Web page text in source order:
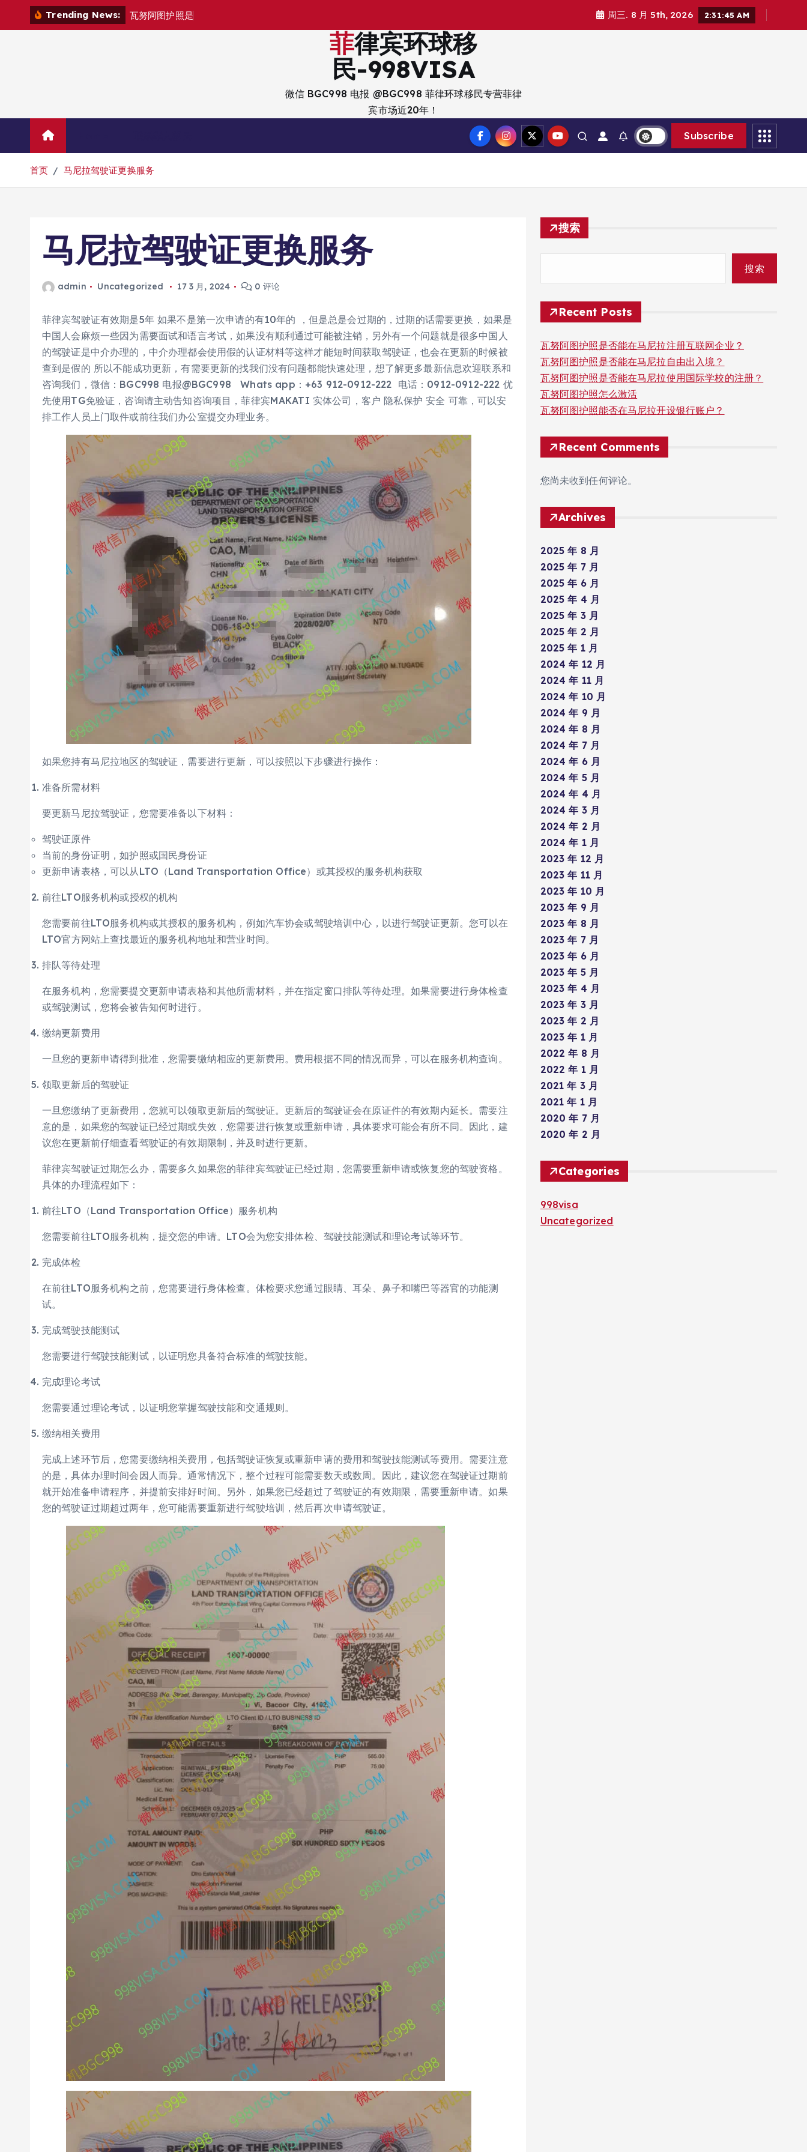
Trending News: 瓦努阿图护照是 周三. 8 月 5th, 2026 2:31:47 AM
菲律宾环球移
民-998VISA
微信 BGC998 电报 @BGC998 菲律环球移民专营菲律
宾市场近20年！
Subscribe
首页 马尼拉驾驶证更换服务
马尼拉驾驶证更换服务
admin Uncategorized 17 3 月, 2024 0 评论
菲律宾驾驶证有效期是5年 如果不是第一次申请的有10年的 ，但是总是会过期的，过期的话需要更换，如果是
中国人会麻烦一些因为需要面试和语言考试，如果没有顺利通过可能被注销，另外有一个问题就是很多中国人
的驾驶证是中介办理的，中介办理都会使用假的认证材料等这样才能短时间获取驾驶证，也会在更新的时候被
查到是假的 所以不能成功更新，有需要更新的找我们没有问题都能快速处理，想了解更多最新信息欢迎联系和
咨询我们，微信：BGC998 电报@BGC998 Whats app：+63 912-0912-222 电话：0912-0912-222 优
先使用TG免验证，咨询请主动告知咨询项目，菲律宾MAKATI 实体公司，客户 隐私保护 安全 可靠，可以安
排工作人员上门取件或前往我们办公室提交办理业务。
如果您持有马尼拉地区的驾驶证，需要进行更新，可以按照以下步骤进行操作：
准备所需材料
要更新马尼拉驾驶证，您需要准备以下材料：
驾驶证原件
当前的身份证明，如护照或国民身份证
更新申请表格，可以从LTO（Land Transportation Office）或其授权的服务机构获取
前往LTO服务机构或授权的机构
您需要前往LTO服务机构或其授权的服务机构，例如汽车协会或驾驶培训中心，以进行驾驶证更新。您可以在
LTO官方网站上查找最近的服务机构地址和营业时间。
排队等待处理
在服务机构，您需要提交更新申请表格和其他所需材料，并在指定窗口排队等待处理。如果需要进行身体检查
或驾驶测试，您将会被告知何时进行。
缴纳更新费用
一旦您的更新申请得到批准，您需要缴纳相应的更新费用。费用根据不同的情况而异，可以在服务机构查询。
领取更新后的驾驶证
一旦您缴纳了更新费用，您就可以领取更新后的驾驶证。更新后的驾驶证会在原证件的有效期内延长。需要注
意的是，如果您的驾驶证已经过期或失效，您需要进行恢复或重新申请，具体要求可能会有所不同。因此，建
议您在更新前仔细查看驾驶证的有效期限制，并及时进行更新。
菲律宾驾驶证过期怎么办，需要多久如果您的菲律宾驾驶证已经过期，您需要重新申请或恢复您的驾驶资格。
具体的办理流程如下：
前往LTO（Land Transportation Office）服务机构
您需要前往LTO服务机构，提交您的申请。LTO会为您安排体检、驾驶技能测试和理论考试等环节。
完成体检
在前往LTO服务机构之前，您需要进行身体检查。体检要求您通过眼睛、耳朵、鼻子和嘴巴等器官的功能测
试。
完成驾驶技能测试
您需要进行驾驶技能测试，以证明您具备符合标准的驾驶技能。
完成理论考试
您需要通过理论考试，以证明您掌握驾驶技能和交通规则。
缴纳相关费用
完成上述环节后，您需要缴纳相关费用，包括驾驶证恢复或重新申请的费用和驾驶技能测试等费用。需要注意
的是，具体办理时间会因人而异。通常情况下，整个过程可能需要数天或数周。因此，建议您在驾驶证过期前
就开始准备申请程序，并提前安排好时间。另外，如果您已经超过了驾驶证的有效期限，需要重新申请。如果
您的驾驶证过期超过两年，您可能需要重新进行驾驶培训，然后再次申请驾驶证。
搜索
搜索
Recent Posts
瓦努阿图护照是否能在马尼拉注册互联网企业？
瓦努阿图护照是否能在马尼拉自由出入境？
瓦努阿图护照是否能在马尼拉使用国际学校的注册？
瓦努阿图护照怎么激活
瓦努阿图护照能否在马尼拉开设银行账户？
Recent Comments
您尚未收到任何评论。
Archives
2025 年 8 月
2025 年 7 月
2025 年 6 月
2025 年 4 月
2025 年 3 月
2025 年 2 月
2025 年 1 月
2024 年 12 月
2024 年 11 月
2024 年 10 月
2024 年 9 月
2024 年 8 月
2024 年 7 月
2024 年 6 月
2024 年 5 月
2024 年 4 月
2024 年 3 月
2024 年 2 月
2024 年 1 月
2023 年 12 月
2023 年 11 月
2023 年 10 月
2023 年 9 月
2023 年 8 月
2023 年 7 月
2023 年 6 月
2023 年 5 月
2023 年 4 月
2023 年 3 月
2023 年 2 月
2023 年 1 月
2022 年 8 月
2022 年 1 月
2021 年 3 月
2021 年 1 月
2020 年 7 月
2020 年 2 月
Categories
998visa
Uncategorized